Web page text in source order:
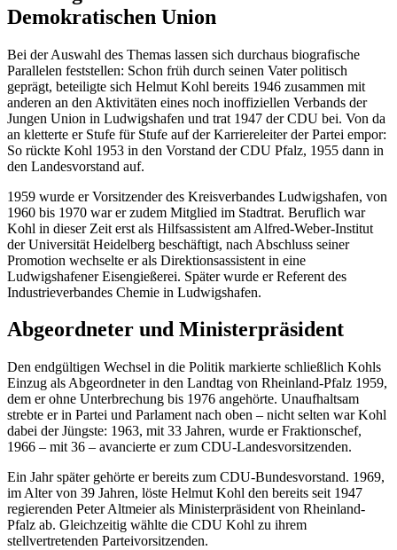
Demokratischen Union
Bei der Auswahl des Themas lassen sich durchaus biografische
Parallelen feststellen: Schon früh durch seinen Vater politisch
geprägt, beteiligte sich Helmut Kohl bereits 1946 zusammen mit
anderen an den Aktivitäten eines noch inoffiziellen Verbands der
Jungen Union in Ludwigshafen und trat 1947 der CDU bei. Von da
an kletterte er Stufe für Stufe auf der Karriereleiter der Partei empor:
So rückte Kohl 1953 in den Vorstand der CDU Pfalz, 1955 dann in
den Landesvorstand auf.
1959 wurde er Vorsitzender des Kreisverbandes Ludwigshafen, von
1960 bis 1970 war er zudem Mitglied im Stadtrat. Beruflich war
Kohl in dieser Zeit erst als Hilfsassistent am Alfred-Weber-Institut
der Universität Heidelberg beschäftigt, nach Abschluss seiner
Promotion wechselte er als Direktionsassistent in eine
Ludwigshafener Eisengießerei. Später wurde er Referent des
Industrieverbandes Chemie in Ludwigshafen.
Abgeordneter und Ministerpräsident
Den endgültigen Wechsel in die Politik markierte schließlich Kohls
Einzug als Abgeordneter in den Landtag von Rheinland-Pfalz 1959,
dem er ohne Unterbrechung bis 1976 angehörte. Unaufhaltsam
strebte er in Partei und Parlament nach oben – nicht selten war Kohl
dabei der Jüngste: 1963, mit 33 Jahren, wurde er Fraktionschef,
1966 – mit 36 – avancierte er zum CDU-Landesvorsitzenden.
Ein Jahr später gehörte er bereits zum CDU-Bundesvorstand. 1969,
im Alter von 39 Jahren, löste Helmut Kohl den bereits seit 1947
regierenden Peter Altmeier als Ministerpräsident von Rheinland-
Pfalz ab. Gleichzeitig wählte die CDU Kohl zu ihrem
stellvertretenden Parteivorsitzenden.